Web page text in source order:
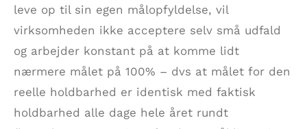
leve op til sin egen målopfyldelse, vil
virksomheden ikke acceptere selv små udfald
og arbejder konstant på at komme lidt
nærmere målet på 100% – dvs at målet for den
reelle holdbarhed er identisk med faktisk
holdbarhed alle dage hele året rundt